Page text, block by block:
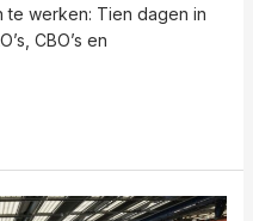
te werken: Tien dagen in
CBO’s en